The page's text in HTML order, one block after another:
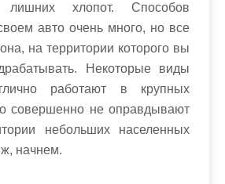
хлопот. Способов
авто очень много, но все
на территории которого вы
Некоторые виды
работают в крупных
совершенно не оправдывают
небольших населенных
ж, начнем.